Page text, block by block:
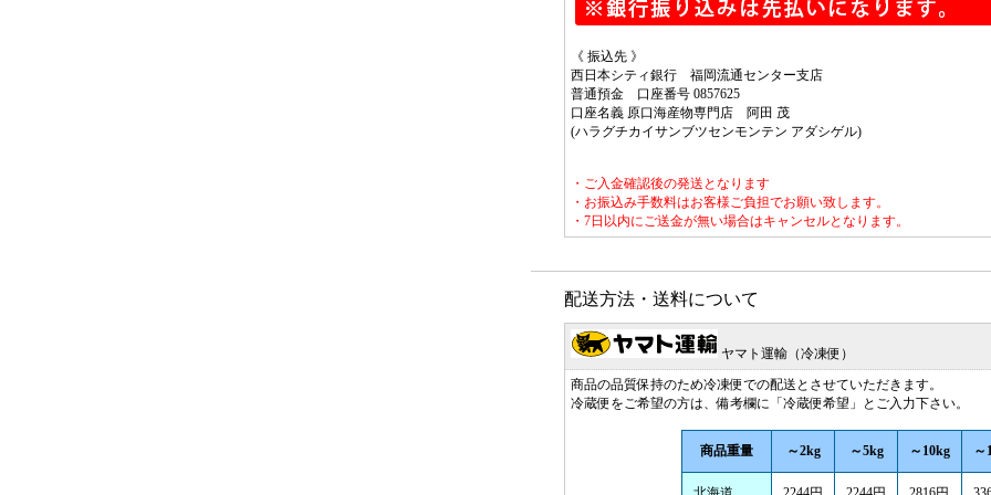
《 振込先 》
西日本シティ銀行 福岡流通センター支店
普通預金 口座番号 0857625
口座名義 原口海産物専門店 阿田 茂
(ハラグチカイサンブツセンモンテン アダシゲル)
・ご入金確認後の発送となります
・お振込み手数料はお客様ご負担でお願い致します。
・7日以内にご送金が無い場合はキャンセルとなります。
配送方法・送料について
ヤマト運輸（冷凍便）
商品の品質保持のため冷凍便での配送とさせていただきます。
冷蔵便をご希望の方は、備考欄に「冷蔵便希望」とご入力下さい。
商品重量 ～2kg ～5kg ～10kg ～